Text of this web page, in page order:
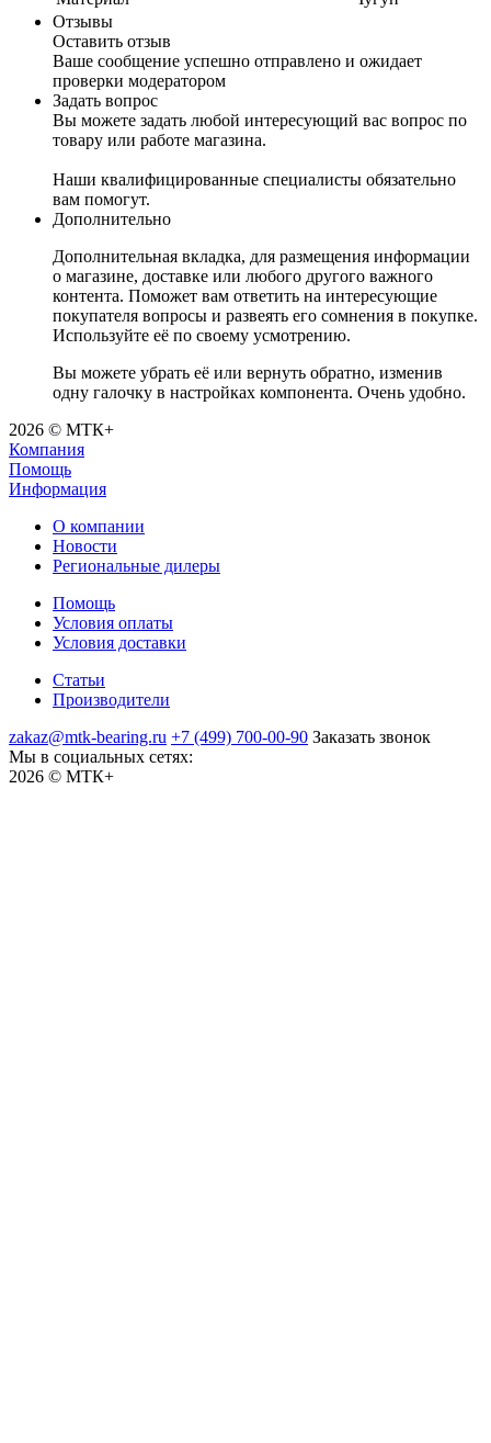
Отзывы
Оставить отзыв
Ваше сообщение успешно отправлено и ожидает
проверки модератором
Задать вопрос
Вы можете задать любой интересующий вас вопрос по
товару или работе магазина.
Наши квалифицированные специалисты обязательно
вам помогут.
Дополнительно
Дополнительная вкладка, для размещения информации
о магазине, доставке или любого другого важного
контента. Поможет вам ответить на интересующие
покупателя вопросы и развеять его сомнения в покупке.
Используйте её по своему усмотрению.
Вы можете убрать её или вернуть обратно, изменив
одну галочку в настройках компонента. Очень удобно.
2026 © МТК+
Компания
Помощь
Информация
О компании
Новости
Региональные дилеры
Помощь
Условия оплаты
Условия доставки
Статьи
Производители
zakaz@mtk-bearing.ru +7 (499) 700-00-90 Заказать звонок
Мы в социальных сетях:
2026 © МТК+